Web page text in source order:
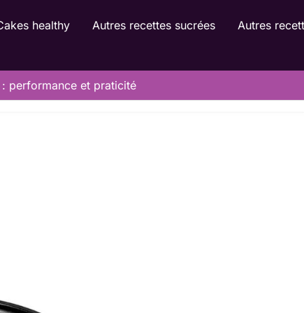
healthy Autres recettes sucrées Autres
performance et praticité